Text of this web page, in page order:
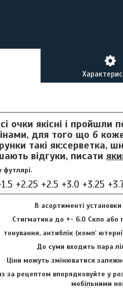
очки якісні і
для того що б
такі як:серветка,
відгуки, писати
футлярі.
+2.25 +2.5 +3.0 +3.25
В асортименті
Стигматика до +- 6.0 Скло або
тонування, антиблік (комп'
До суми входить пара
Ціни можуть змінюватися
за рецептом впорядковуйте у
мобільними